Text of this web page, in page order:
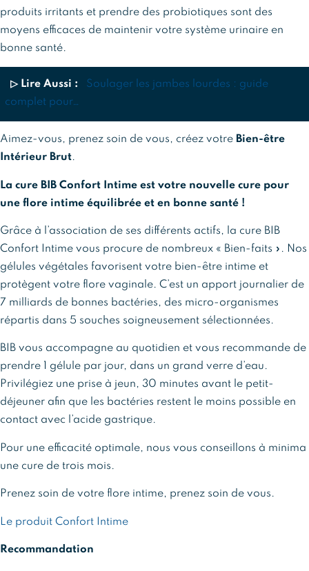
produits irritants et prendre des probiotiques sont des
moyens efficaces de maintenir votre système urinaire en
bonne santé.
▷ Lire Aussi :
Soulager les jambes lourdes : guide
complet pour…
Aimez-vous, prenez soin de vous, créez votre Bien-être
Intérieur Brut.
La cure BIB Confort Intime est votre nouvelle cure pour
une flore intime équilibrée et en bonne santé !
Grâce à l’association de ses différents actifs, la cure BIB
Confort Intime vous procure de nombreux « Bien-faits ». Nos
gélules végétales favorisent votre bien-être intime et
protègent votre flore vaginale. C’est un apport journalier de
7 milliards de bonnes bactéries, des micro-organismes
répartis dans 5 souches soigneusement sélectionnées.
BIB vous accompagne au quotidien et vous recommande de
prendre 1 gélule par jour, dans un grand verre d’eau.
Privilégiez une prise à jeun, 30 minutes avant le petit-
déjeuner afin que les bactéries restent le moins possible en
contact avec l’acide gastrique.
Pour une efficacité optimale, nous vous conseillons à minima
une cure de trois mois.
Prenez soin de votre flore intime, prenez soin de vous.
Le produit Confort Intime
Recommandation